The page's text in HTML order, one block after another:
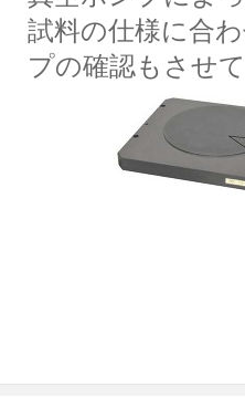
試料の仕様に合
プの確認もさせ